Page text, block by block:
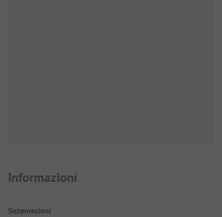
Informazioni
Sistemazioni